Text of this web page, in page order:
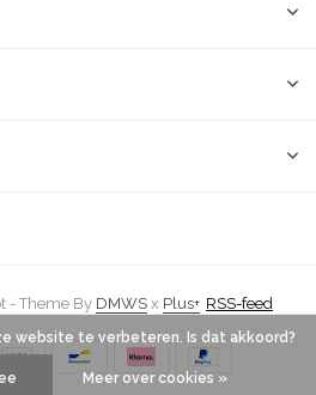
- Theme By DMWS x Plus+ RSS-feed
website te verbeteren. Is dat akkoord?
Meer over cookies »